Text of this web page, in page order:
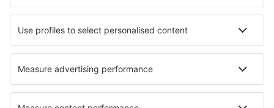
Cele mai bune hoteluri - orașe
Hoteluri în Avinyonet Hoteluri în Wilmington
Hoteluri în Colombier-Saugnieu Hoteluri în Kerobokan